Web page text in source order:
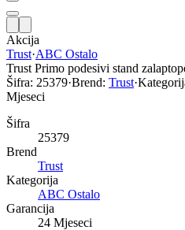
Akcija
Trust·ABC Ostalo
Trust Primo podesivi stand
Šifra: 25379·Brend: Trust·
Mjeseci
Šifra
25379
Brend
Trust
Kategorija
ABC Ostalo
Garancija
24 Mjeseci